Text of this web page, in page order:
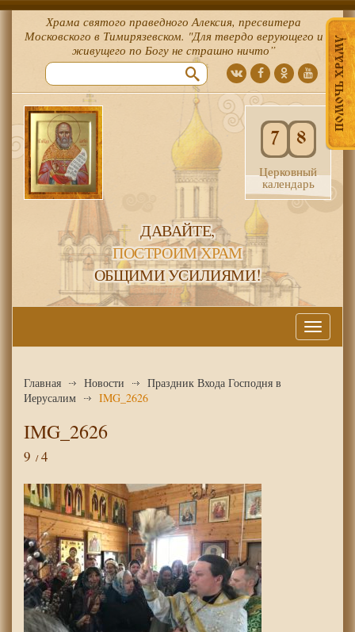
ПОМОЧЬ ХРАМУ
Храма святого праведного Алексия, пресвитера
Московского в Тимирязевском. "Для твердо верующего и
живущего по Богу не страшно ничто”
7 8
Церковный
календарь
ДАВАЙТЕ,
ПОСТРОИМ ХРАМ
ОБЩИМИ УСИЛИЯМИ!
Меню
Главная Новости
Праздник Входа Господня в
Иерусалим
IMG_2626
IMG_2626
9 4